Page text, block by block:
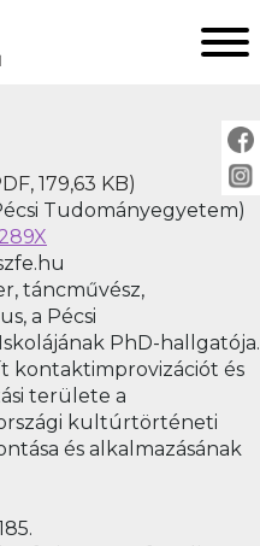
179,63 KB)
Tudományegyetem)
táncművész,
a Pécsi
PhD-hallgatója.
kontaktimprovizációt és
területe a
kultúrtörténeti
és alkalmazásának